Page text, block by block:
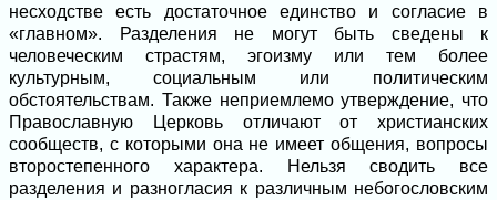
несходстве есть достаточное единство и согласие в
«главном». Разделения не могут быть сведены к
человеческим страстям, эгоизму или тем более
культурным, социальным или политическим
обстоятельствам. Также неприемлемо утверждение, что
Православную Церковь отличают от христианских
сообществ, с которыми она не имеет общения, вопросы
второстепенного характера. Нельзя сводить все
разделения и разногласия к различным небогословским